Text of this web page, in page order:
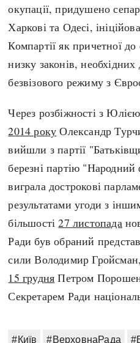
окупації, придушено
Харкові та Одесі,
Компартії як причетної
низку законів,
безвізового режиму з
Через розбіжності з
2014 року Олександр
вийшли з партії
березні партію
виграла дострокові
результатами угоди з
більшості27 листопада
Ради був обраний
сили Володимир
15 грудня Петром
Секретарем Ради
#Київ #ВерховнаРада